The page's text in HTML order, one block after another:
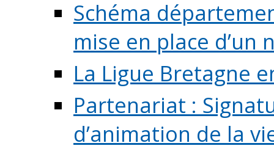
Schéma
mise en place d’un
La Ligue Bretagne
Partenariat :
d’animation de la